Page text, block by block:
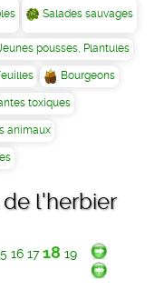
Salades sauvages
pousses, Plantules
Bourgeons
toxiques
animaux
l'herbier
16 17 18 19